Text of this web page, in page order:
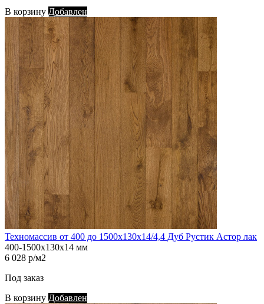
В корзину Добавлен
Техномассив от 400 до 1500х130х14/4,4 Дуб Рустик Астор лак
400-1500х130х14 мм
6 028 р/м2
Под заказ
В корзину Добавлен